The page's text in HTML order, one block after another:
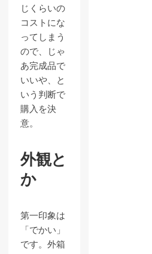
じくらいの
コストにな
ってしまう
ので、じゃ
あ完成品で
いいや、と
いう判断で
購入を決
意。
外観と
か
第一印象は
「でかい」
です。外箱